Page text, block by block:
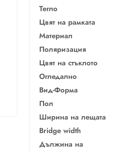
Тегло
Цвят на рамката
Материал
Поляризация
Цвят на стъклото
Огледално
Вид-Форма
Пол
Ширина на лещата
Bridge width
Дължина на